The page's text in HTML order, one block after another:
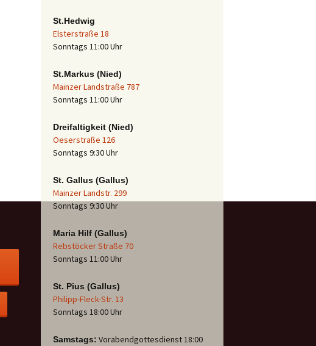
St.Hedwig
Elsterstraße 18
Sonntags 11:00 Uhr
St.Markus (Nied)
Mainzer Landstraße 787
Sonntags 11:00 Uhr
Dreifaltigkeit (Nied)
Oeserstraße 126
Sonntags 9:30 Uhr
St. Gallus (Gallus)
Mainzer Landstr. 299
Sonntags 9:30 Uhr
Maria Hilf (Gallus)
Rebstöcker Straße 70
Sonntags 11:00 Uhr
St. Pius (Gallus)
Philipp-Fleck-Str. 13
Sonntags 18:00 Uhr
Samstags: Vorabendgottesdienst 18:00